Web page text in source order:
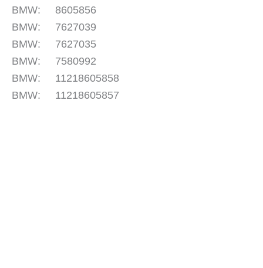
BMW: 8605856
BMW: 7627039
BMW: 7627035
BMW: 7580992
BMW: 11218605858
BMW: 11218605857